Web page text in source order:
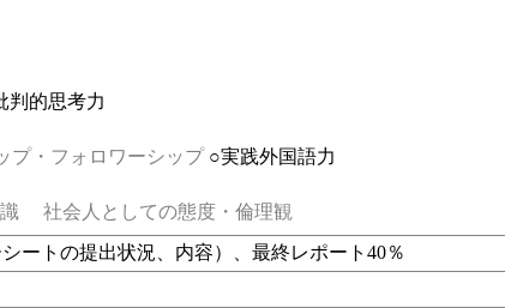
判的思考力
プ・フォロワーシップ ○実践外国語力
社会人としての態度・倫理観
ートの提出状況、内容）、最終レポート40％